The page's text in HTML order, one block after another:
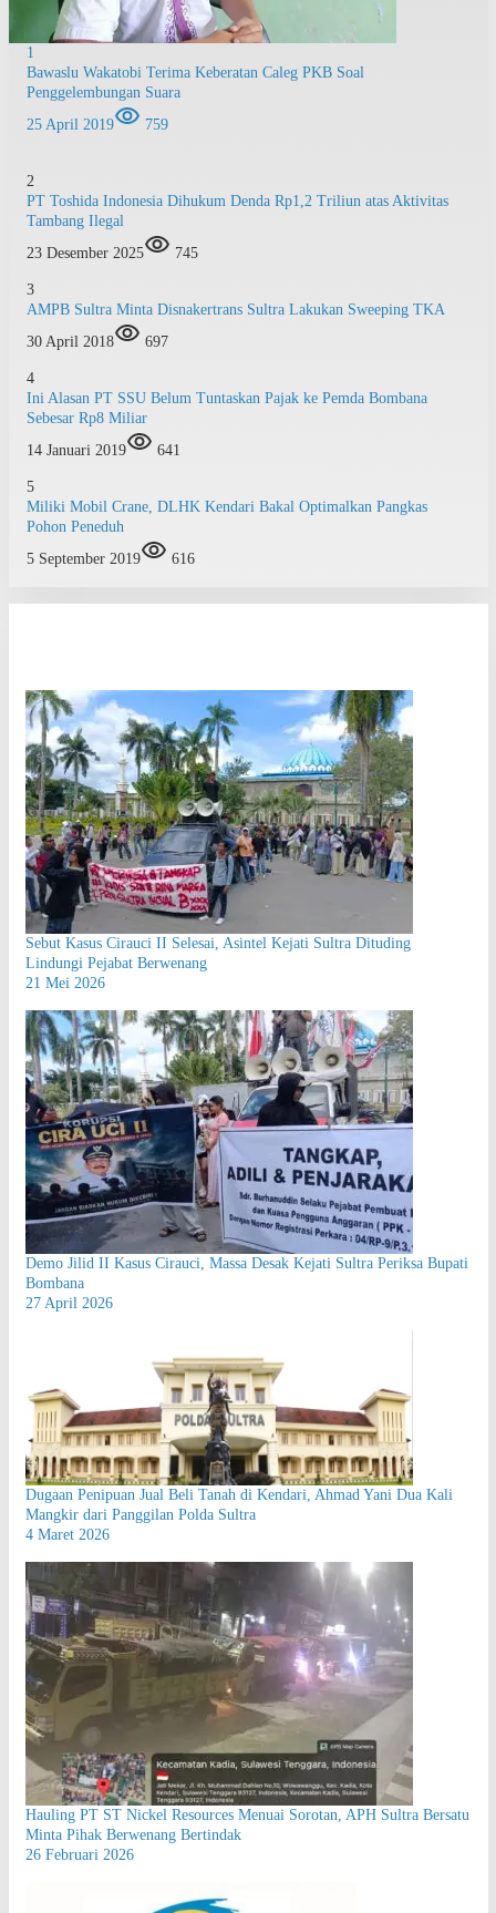
1
Bawaslu Wakatobi Terima Keberatan Caleg PKB Soal
Penggelembungan Suara
25 April 2019
759
2
PT Toshida Indonesia Dihukum Denda Rp1,2 Triliun atas Aktivitas
Tambang Ilegal
23 Desember 2025
745
3
AMPB Sultra Minta Disnakertrans Sultra Lakukan Sweeping TKA
30 April 2018
697
4
Ini Alasan PT SSU Belum Tuntaskan Pajak ke Pemda Bombana
Sebesar Rp8 Miliar
14 Januari 2019
641
5
Miliki Mobil Crane, DLHK Kendari Bakal Optimalkan Pangkas
Pohon Peneduh
5 September 2019
616
Sebut Kasus Cirauci II Selesai, Asintel Kejati Sultra Dituding
Lindungi Pejabat Berwenang
21 Mei 2026
Demo Jilid II Kasus Cirauci, Massa Desak Kejati Sultra Periksa Bupati
Bombana
27 April 2026
Dugaan Penipuan Jual Beli Tanah di Kendari, Ahmad Yani Dua Kali
Mangkir dari Panggilan Polda Sultra
4 Maret 2026
Hauling PT ST Nickel Resources Menuai Sorotan, APH Sultra Bersatu
Minta Pihak Berwenang Bertindak
26 Februari 2026